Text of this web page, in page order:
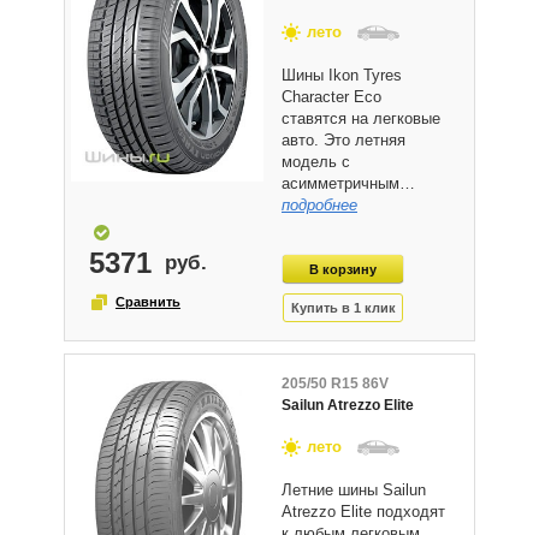
лето
Шины Ikon Tyres
Character Eco
ставятся на легковые
авто. Это летняя
модель с
асимметричным…
подробнее
5371
205/50 R15 86V
Sailun Atrezzo Elite
лето
Летние шины Sailun
Atrezzo Elite подходят